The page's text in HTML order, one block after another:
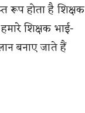
रूप होता है शिक्षक
शिक्षक भाई-
बनाए जाते हैं